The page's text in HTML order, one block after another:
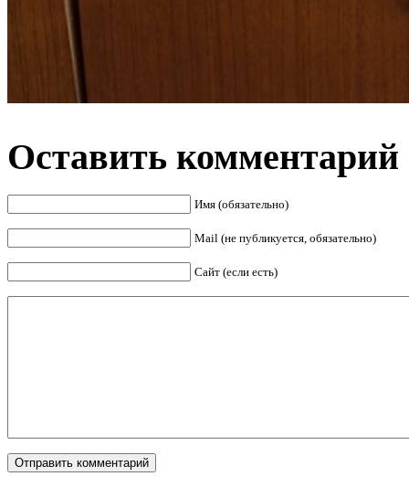
Оставить комментарий
Имя (обязательно)
Mail (не публикуется, обязательно)
Сайт (если есть)